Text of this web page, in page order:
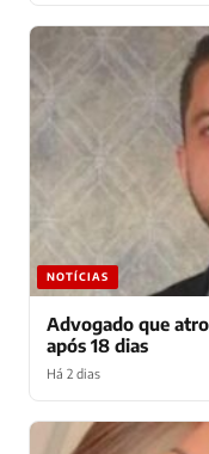
NOTÍCIAS
Advogado que
após 18 dias
Há 2 dias